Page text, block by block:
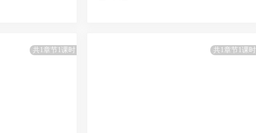
共1章节1课时 共1章节1课时